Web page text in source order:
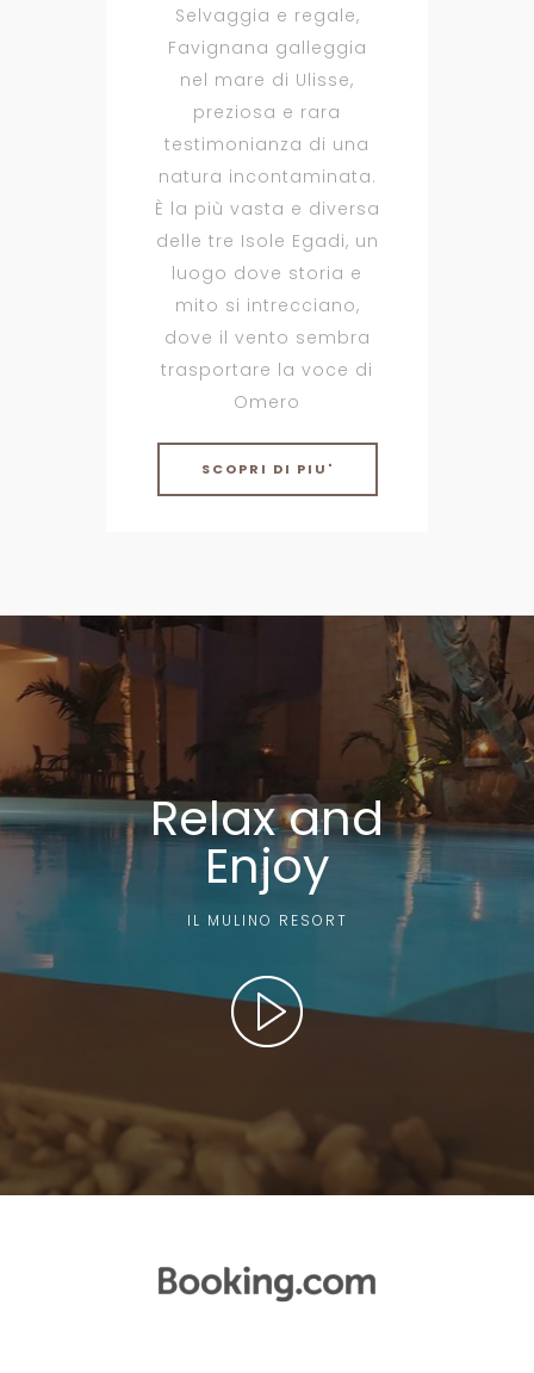
Selvaggia e regale,
Favignana galleggia
nel mare di Ulisse,
preziosa e rara
testimonianza di una
natura incontaminata.
È la più vasta e diversa
delle tre Isole Egadi, un
luogo dove storia e
mito si intrecciano,
dove il vento sembra
trasportare la voce di
Omero
SCOPRI DI PIU'
Relax and
Enjoy
IL MULINO RESORT